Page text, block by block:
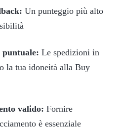
Un punteggio più alto
puntuale: Le spedizioni in
la tua idoneità alla Buy
valido: Fornire
è essenziale